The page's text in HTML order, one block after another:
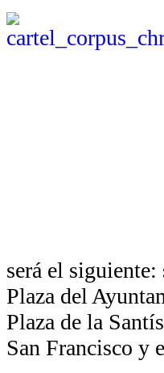
será el
Plaza del
Plaza de la
San Francisco y